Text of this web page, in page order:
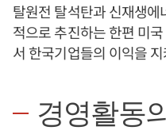
탈원전 탈석탄과 신재생
적으로 추진하는 한편 미
서 한국기업들의 이익을
경영활동